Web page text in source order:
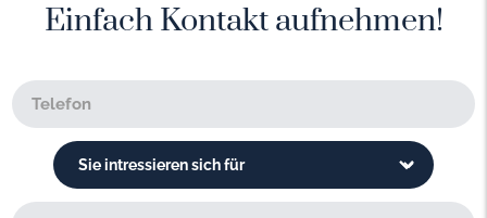
Einfach Kontakt aufnehmen!